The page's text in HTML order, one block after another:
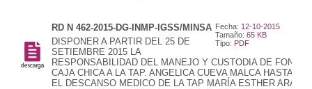
Fecha: 12-10-2015
Tamaño:65 KB
Tipo: PDF
RD N 462-2015-DG-INMP-IGSS/MINSA
DISPONER A PARTIR DEL 25 DE
SETIEMBRE 2015 LA
RESPONSABILIDAD DEL MANEJO Y CUSTODIA DE FONDO
CAJA CHICA A LA TAP. ANGELICA CUEVA MALCA HASTA
EL DESCANSO MEDICO DE LA TAP MARÍA ESTHER